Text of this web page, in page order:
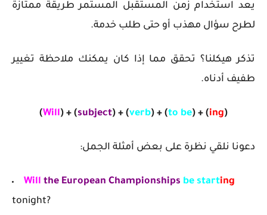
يعد استخدام زمن المستقبل المستمر طريقة ممتازة
لطرح سؤال مهذب أو حتى طلب خدمة.
تذكر هيكلنا؟ تحقق مما إذا كان يمكنك ملاحظة تغيير
طفيف أدناه.
(Will) + (subject) + (verb) + (to be) + (ing)
دعونا نلقي نظرة على بعض أمثلة الجمل:
Will the European Championships be starting
tonight?